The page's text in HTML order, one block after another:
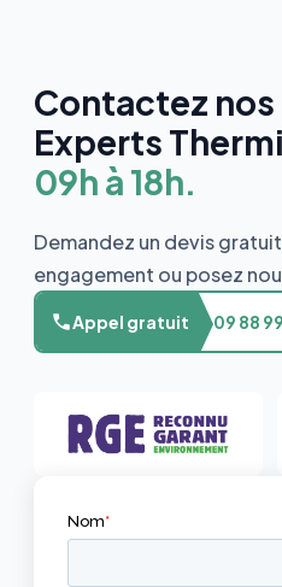
Contactez
Experts
09h à 18h.
Demandez un devis
engagement ou posez
Appel gratuit 09 88